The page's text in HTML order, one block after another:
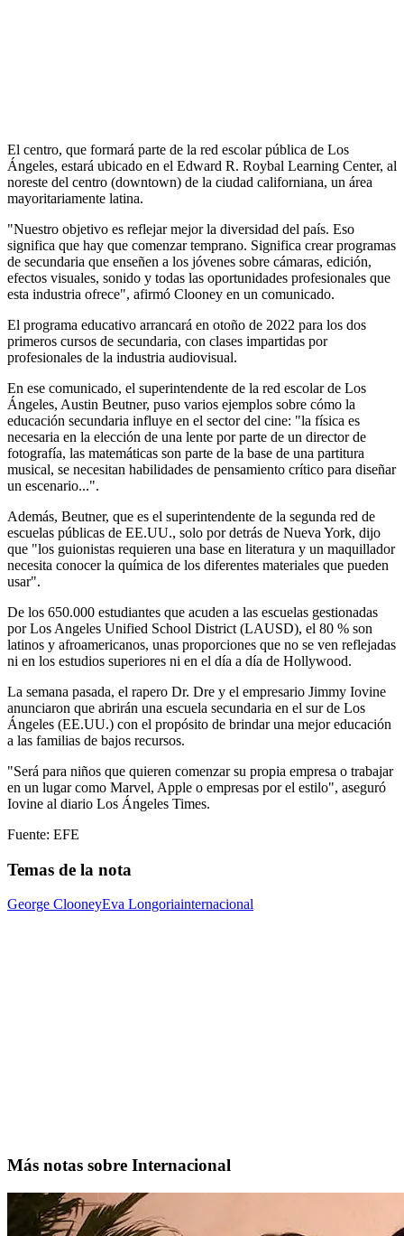
El centro, que formará parte de la red escolar pública de Los
Ángeles, estará ubicado en el Edward R. Roybal Learning Center, al
noreste del centro (downtown) de la ciudad californiana, un área
mayoritariamente latina.
"Nuestro objetivo es reflejar mejor la diversidad del país. Eso
significa que hay que comenzar temprano. Significa crear programas
de secundaria que enseñen a los jóvenes sobre cámaras, edición,
efectos visuales, sonido y todas las oportunidades profesionales que
esta industria ofrece", afirmó Clooney en un comunicado.
El programa educativo arrancará en otoño de 2022 para los dos
primeros cursos de secundaria, con clases impartidas por
profesionales de la industria audiovisual.
En ese comunicado, el superintendente de la red escolar de Los
Ángeles, Austin Beutner, puso varios ejemplos sobre cómo la
educación secundaria influye en el sector del cine: "la física es
necesaria en la elección de una lente por parte de un director de
fotografía, las matemáticas son parte de la base de una partitura
musical, se necesitan habilidades de pensamiento crítico para diseñar
un escenario...".
Además, Beutner, que es el superintendente de la segunda red de
escuelas públicas de EE.UU., solo por detrás de Nueva York, dijo
que "los guionistas requieren una base en literatura y un maquillador
necesita conocer la química de los diferentes materiales que pueden
usar".
De los 650.000 estudiantes que acuden a las escuelas gestionadas
por Los Angeles Unified School District (LAUSD), el 80 % son
latinos y afroamericanos, unas proporciones que no se ven reflejadas
ni en los estudios superiores ni en el día a día de Hollywood.
La semana pasada, el rapero Dr. Dre y el empresario Jimmy Iovine
anunciaron que abrirán una escuela secundaria en el sur de Los
Ángeles (EE.UU.) con el propósito de brindar una mejor educación
a las familias de bajos recursos.
"Será para niños que quieren comenzar su propia empresa o trabajar
en un lugar como Marvel, Apple o empresas por el estilo", aseguró
Iovine al diario Los Ángeles Times.
Fuente: EFE
Temas de la nota
George ClooneyEva Longoriainternacional
Más notas sobre Internacional